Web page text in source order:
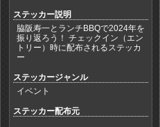
ステッカー説明
脇阪寿一とランチBBQで2024年を
振り返ろう！ チェックイン（エン
トリー）時に配布されるステッカ
ー
ステッカージャンル
イベント
ステッカー配布元